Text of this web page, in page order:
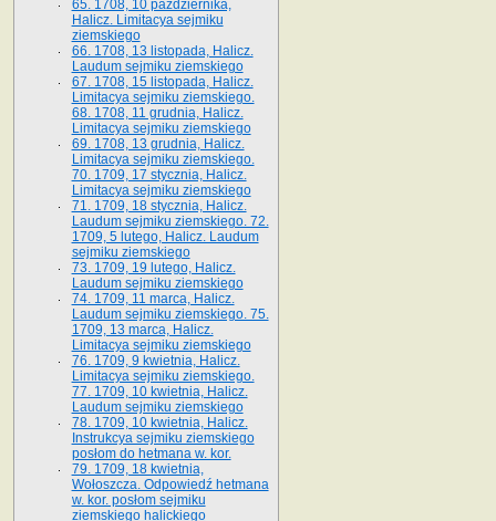
65­. 1708, 10 października,
Halicz. Limitacya sejmiku
ziemskiego
66. 1708, 13 listopada, Halicz.
Laudum sejmiku ziemskiego
67. 1708, 15 listopada, Halicz.
Limitacya sejmiku ziemskiego.
68. 1708, 11 grudnia, Halicz.
Limitacya sejmiku ziemskiego
69. 1708, 13 grudnia, Halicz.
Limitacya sejmiku ziemskiego.
70. 1709, 17 stycznia, Halicz.
Limitacya sejmiku ziemskiego
71. 1709, 18 stycznia, Halicz.
Laudum sejmiku ziemskiego. 72.
1709, 5 lutego, Halicz. Laudum
sejmiku ziemskiego
73. 1709, 19 lutego, Halicz.
Laudum sejmiku ziemskiego
74. 1709, 11 marca, Halicz.
Laudum sejmiku ziemskiego. 75.
1709, 13 marca, Halicz.
Limitacya sejmiku ziemskiego
76. 1709, 9 kwietnia, Halicz.
Limitacya sejmiku ziemskiego.
77. 1709, 10 kwietnia, Halicz.
Laudum sejmiku ziemskiego
78. 1709, 10 kwietnia, Halicz.
Instrukcya sejmiku ziemskiego
posłom do hetmana w. kor.
79. 1709, 18 kwietnia,
Wołoszcza. Odpowiedź hetmana
w. kor. posłom sejmiku
ziemskiego halickiego